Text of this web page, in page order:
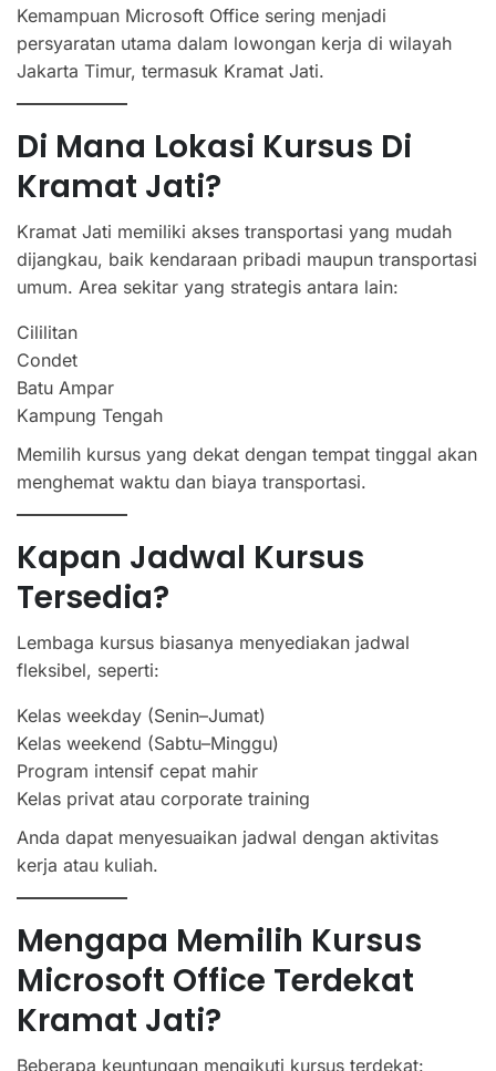
Kemampuan Microsoft Office sering menjadi
persyaratan utama dalam lowongan kerja di wilayah
Jakarta Timur, termasuk Kramat Jati.
Di Mana Lokasi Kursus Di
Kramat Jati?
Kramat Jati memiliki akses transportasi yang mudah
dijangkau, baik kendaraan pribadi maupun transportasi
umum. Area sekitar yang strategis antara lain:
Cililitan
Condet
Batu Ampar
Kampung Tengah
Memilih kursus yang dekat dengan tempat tinggal akan
menghemat waktu dan biaya transportasi.
Kapan Jadwal Kursus
Tersedia?
Lembaga kursus biasanya menyediakan jadwal
fleksibel, seperti:
Kelas weekday (Senin–Jumat)
Kelas weekend (Sabtu–Minggu)
Program intensif cepat mahir
Kelas privat atau corporate training
Anda dapat menyesuaikan jadwal dengan aktivitas
kerja atau kuliah.
Mengapa Memilih Kursus
Microsoft Office Terdekat
Kramat Jati?
Beberapa keuntungan mengikuti kursus terdekat: